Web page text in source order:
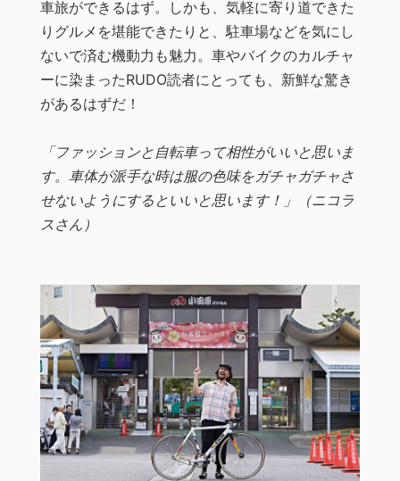
車旅ができるはず。しかも、気軽に寄り道できた
りグルメを堪能できたりと、駐車場などを気にし
ないで済む機動力も魅力。車やバイクのカルチャ
ーに染まったRUDO読者にとっても、新鮮な驚き
があるはずだ！
「ファッションと自転車って相性がいいと思いま
す。車体が派手な時は服の色味をガチャガチャさ
せないようにするといいと思います！」（ニコラ
スさん）